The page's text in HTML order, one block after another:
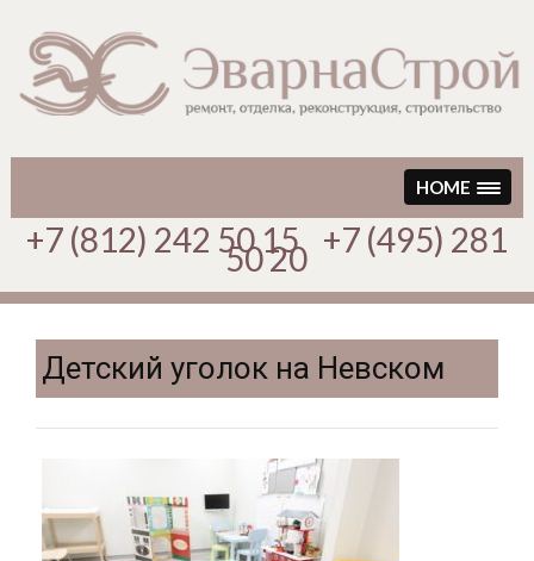
HOME
+7 (812) 242 50 15 +7 (495) 281
50 20
Детский уголок на Невском